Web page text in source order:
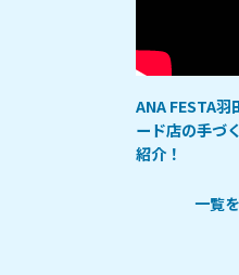
ANA FESTA
ード店の手づ
紹介！
一覧